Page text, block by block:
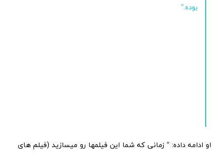
بوده.”
او ادامه داده: ” زمانی که شما این فیلمها رو میسازید (فیلم های